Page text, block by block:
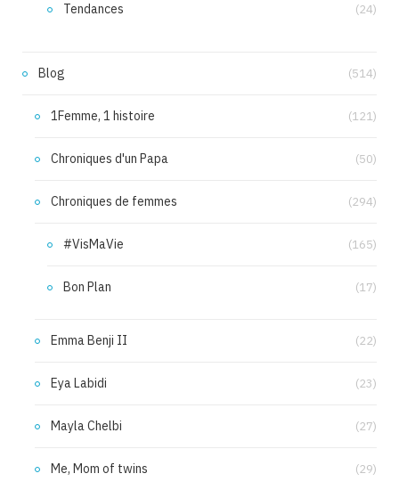
Tendances (24)
Blog (514)
1Femme, 1 histoire (121)
Chroniques d'un Papa (50)
Chroniques de femmes (294)
#VisMaVie (165)
Bon Plan (17)
Emma Benji II (22)
Eya Labidi (23)
Mayla Chelbi (27)
Me, Mom of twins (29)